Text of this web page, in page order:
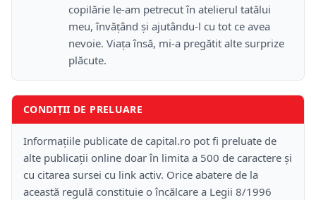
copilărie le-am petrecut în atelierul tatălui
meu, învățând și ajutându-l cu tot ce avea
nevoie. Viața însă, mi-a pregătit alte surprize
plăcute.
CONDIȚII DE PRELUARE
Informațiile publicate de capital.ro pot fi preluate de
alte publicații online doar în limita a 500 de caractere și
cu citarea sursei cu link activ. Orice abatere de la
această regulă constituie o încălcare a Legii 8/1996